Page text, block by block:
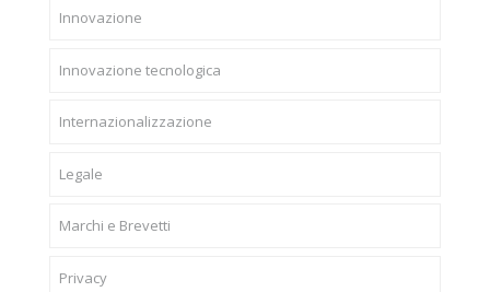
Innovazione
Innovazione tecnologica
Internazionalizzazione
Legale
Marchi e Brevetti
Privacy